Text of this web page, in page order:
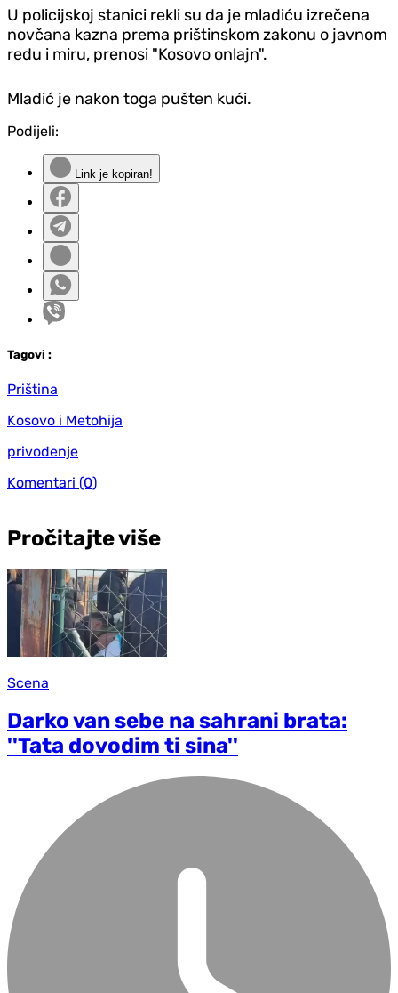
U policijskoj stanici rekli su da je mladiću izrečena
novčana kazna prema prištinskom zakonu o javnom
redu i miru, prenosi "Kosovo onlajn".
Mladić je nakon toga pušten kući.
Podijeli:
Link je kopiran!
Tagovi :
Priština
Kosovo i Metohija
privođenje
Komentari (0)
Pročitajte više
Scena
Darko van sebe na sahrani brata:
''Tata dovodim ti sina''